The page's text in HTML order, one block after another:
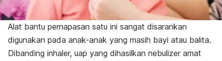
Alat bantu pernapasan satu ini sangat disarankan
digunakan pada anak-anak yang masih bayi atau balita.
Dibanding inhaler, uap yang dihasilkan nebulizer amat